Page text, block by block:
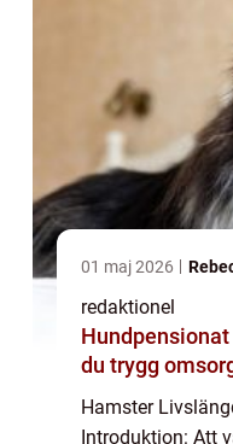
01 maj 2026
redaktionel
Hundpensionat i
du trygg
Hamster
Introduktion: Att